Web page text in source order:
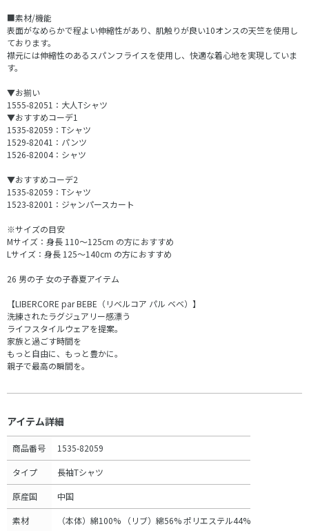
■素材/機能
表面がなめらかで程よい伸縮性があり、肌触りが良い10オンスの天竺を使用し
ております。
襟元には伸縮性のあるスパンフライスを使用し、快適な着心地を実現していま
す。
▼お揃い
1555-82051：大人Tシャツ
▼おすすめコーデ1
1535-82059：Tシャツ
1529-82041：パンツ
1526-82004：シャツ
▼おすすめコーデ2
1535-82059：Tシャツ
1523-82001：ジャンパースカート
※サイズの目安
Mサイズ：身長 110～125cm の方におすすめ
Lサイズ：身長 125～140cm の方におすすめ
26 男の子 女の子春夏アイテム
【LIBERCORE par BEBE（リベルコア パル ベベ）】
洗練されたラグジュアリー感漂う
ライフスタイルウェアを提案。
家族と過ごす時間を
もっと自由に、もっと豊かに。
親子で最高の瞬間を。
アイテム詳細
商品番号 1535-82059
タイプ 長袖Tシャツ
原産国 中国
素材 （本体）綿100% （リブ）綿56% ポリエステル44%